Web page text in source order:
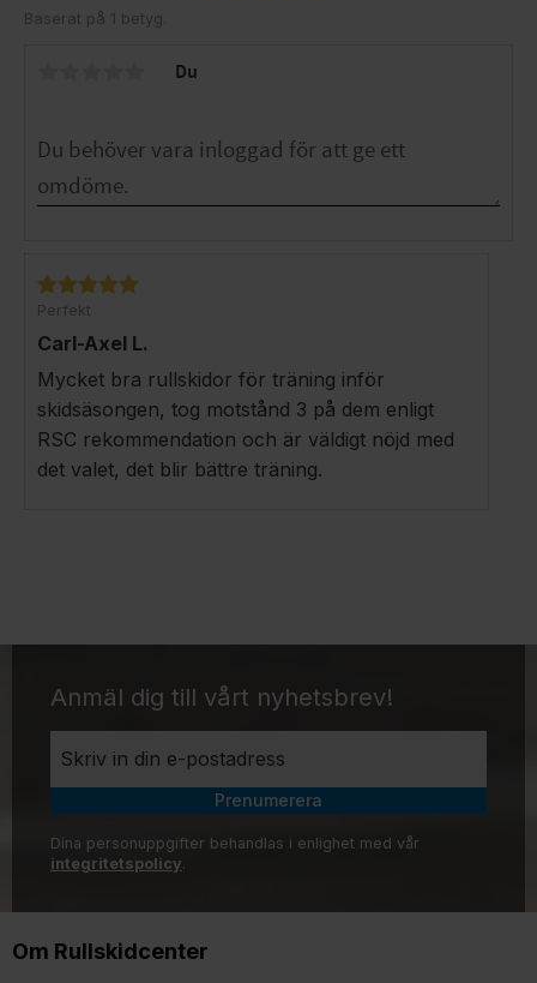
Baserat på 1 betyg.
Du
Perfekt
Carl-Axel L.
Mycket bra rullskidor för träning inför
skidsäsongen, tog motstånd 3 på dem enligt
RSC rekommendation och är väldigt nöjd med
det valet, det blir bättre träning.
Anmäl dig till vårt nyhetsbrev!
Prenumerera
Dina personuppgifter behandlas i enlighet med vår
integritetspolicy.
Om Rullskidcenter